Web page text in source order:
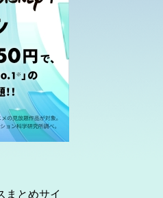
まとめサイ